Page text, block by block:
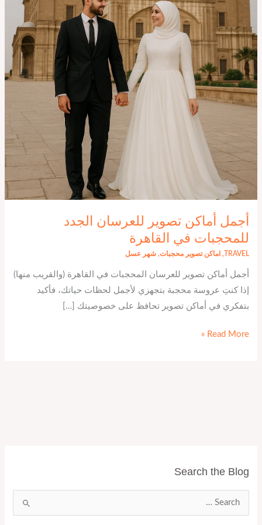
أجمل أماكن تصوير للعرسان الجدد
للمحجبات في القاهرة
TRAVEL
, اماكن تصوير محجبات,شهر عسل
أجمل أماكن تصوير للعرسان المحجبات في القاهرة (والقريب منها)
إذا كنتِ عروسة محجبة بتجهزي لأجمل لحظات حياتك، فأكيد
بتفكري في أماكن تصوير تحافظ على خصوصيتك […]
Read More »
Search the Blog